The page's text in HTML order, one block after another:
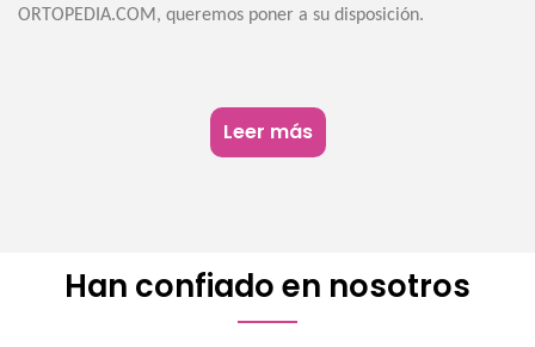
ORTOPEDIA.COM, queremos poner a su disposición.
Leer más
Han confiado en nosotros